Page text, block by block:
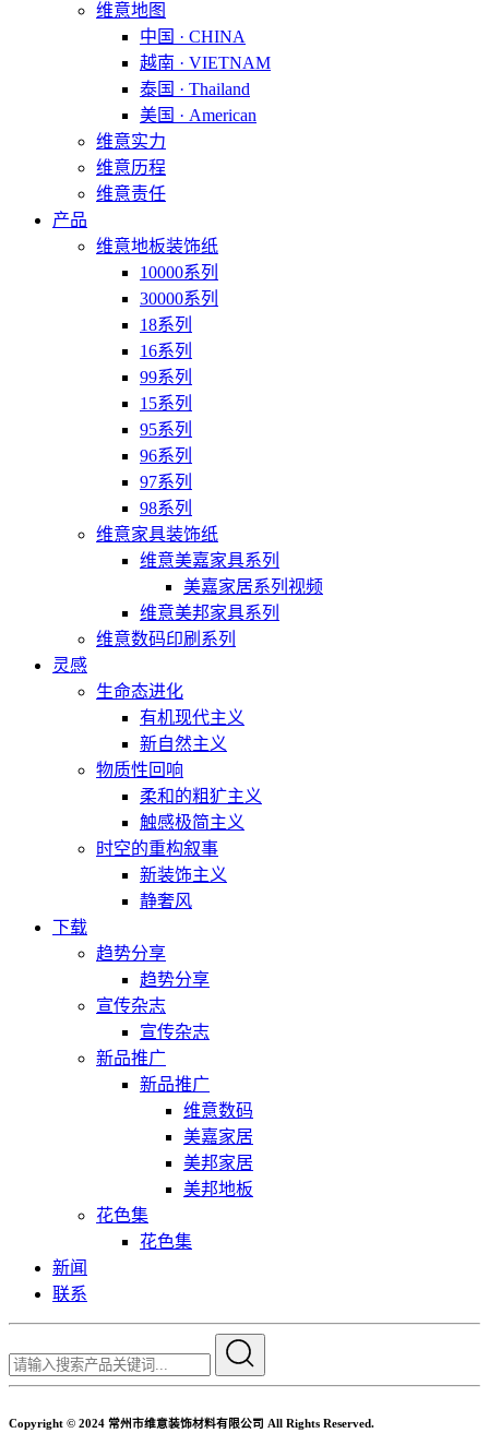
维意地图
中国 · CHINA
越南 · VIETNAM
泰国 · Thailand
美国 · American
维意实力
维意历程
维意责任
产品
维意地板装饰纸
10000系列
30000系列
18系列
16系列
99系列
15系列
95系列
96系列
97系列
98系列
维意家具装饰纸
维意美嘉家具系列
美嘉家居系列视频
维意美邦家具系列
维意数码印刷系列
灵感
生命态进化
有机现代主义
新自然主义
物质性回响
柔和的粗犷主义
触感极简主义
时空的重构叙事
新装饰主义
静奢风
下载
趋势分享
趋势分享
宣传杂志
宣传杂志
新品推广
新品推广
维意数码
美嘉家居
美邦家居
美邦地板
花色集
花色集
新闻
联系
Copyright © 2024 常州市维意装饰材料有限公司 All Rights Reserved.